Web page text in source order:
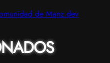
de Manz.dev